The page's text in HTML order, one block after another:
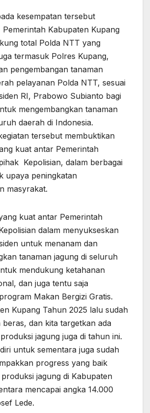
kesempatan tersebut
Pemerintah Kabupaten Kupang
total Polda NTT yang
termasuk Polres Kupang,
pengembangan tanaman
pelayanan Polda NTT, sesuai
RI, Prabowo Subianto bagi
mengembangkan tanaman
daerah di Indonesia.
tersebut membuktikan
kuat antar Pemerintah
Kepolisian, dalam berbagai
upaya peningkatan
masyrakat.
kuat antar Pemerintah
dalam menyukseskan
untuk menanam dan
tanaman jagung di seluruh
mendukung ketahanan
dan juga tentu saja
Makan Bergizi Gratis.
Kupang Tahun 2025 lalu sudah
beras, dan kita targetkan ada
jagung juga di tahun ini.
untuk sementara juga sudah
progress yang baik
jagung di Kabupaten
mencapai angka 14.000
Lede.